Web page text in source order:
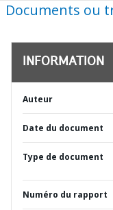
Documents ou
INFORMATION
Auteur
Date du document
Type de document
Numéro du rapport